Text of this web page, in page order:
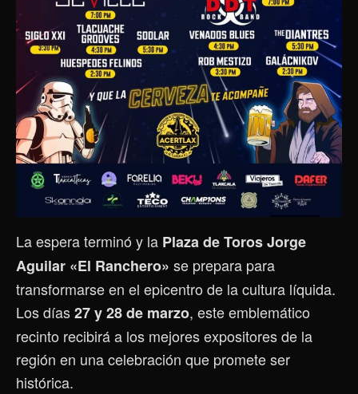
La espera terminó y la Plaza de Toros Jorge
Aguilar «El Ranchero» se prepara para
transformarse en el epicentro de la cultura líquida.
Los días27 y 28 de marzo, este emblemático
recinto recibirá a los mejores expositores de la
región en una celebración que promete ser
histórica.